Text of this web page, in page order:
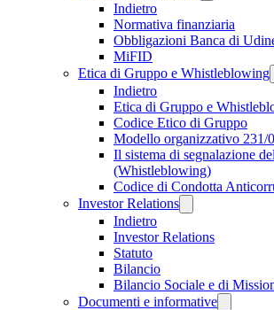
Indietro
Normativa finanziaria
Obbligazioni Banca di
MiFID
Etica di Gruppo e Whistleblowing
Indietro
Etica di Gruppo e
Codice Etico di Gruppo
Modello organizzativo 231/
Il sistema di segnalazione
(Whistleblowing)
Codice di Condotta
Investor Relations
Indietro
Investor Relations
Statuto
Bilancio
Bilancio Sociale e di
Documenti e informative